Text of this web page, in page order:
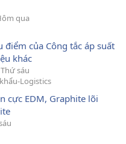
qua
của Công tắc áp suất
khác
sáu
Logistics
cực EDM, Graphite lõi